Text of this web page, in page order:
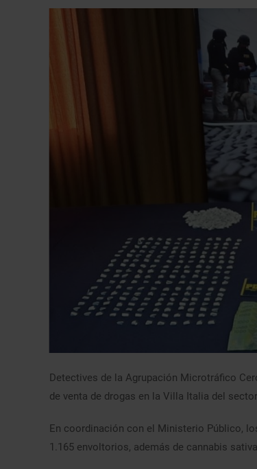
Detectives de la Agrupación Microtráfico
de venta de drogas en la Villa Italia del
En coordinación con el Ministerio Público,
1.165 envoltorios, además de cannabis